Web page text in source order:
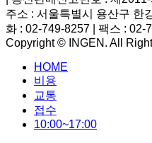
주소 : 서울특별시 용산구 한
화 : 02-749-8257 | 팩스 : 02-
Copyright © INGEN. All
HOME
비용
교통
접수
10:00~17:00